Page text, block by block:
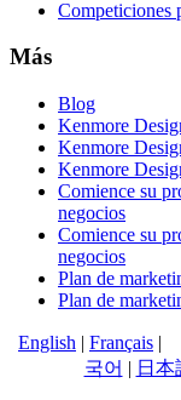
Competiciones
Más
Blog
Kenmore
Kenmore
Kenmore
Comience su
negocios
Comience su
negocios
Plan de
Plan de
English | Français |
국어 | 日本